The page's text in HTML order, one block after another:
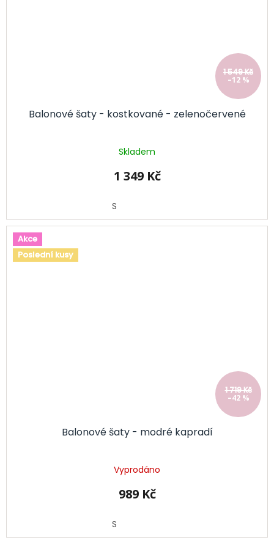
1 549 Kč
–12 %
Balonové šaty - kostkované - zelenočervené
Skladem
1 349 Kč
S
Akce
Poslední kusy
1 719 Kč
–42 %
Balonové šaty - modré kapradí
Vyprodáno
989 Kč
S